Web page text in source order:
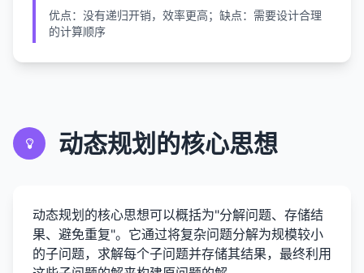
优点：没有递归开销，效率更高；缺点：需要设计合理
的计算顺序
动态规划的核心思想
动态规划的核心思想可以概括为"分解问题、存储结
果、避免重复"。它通过将复杂问题分解为规模较小
的子问题，求解每个子问题并存储其结果，最终利用